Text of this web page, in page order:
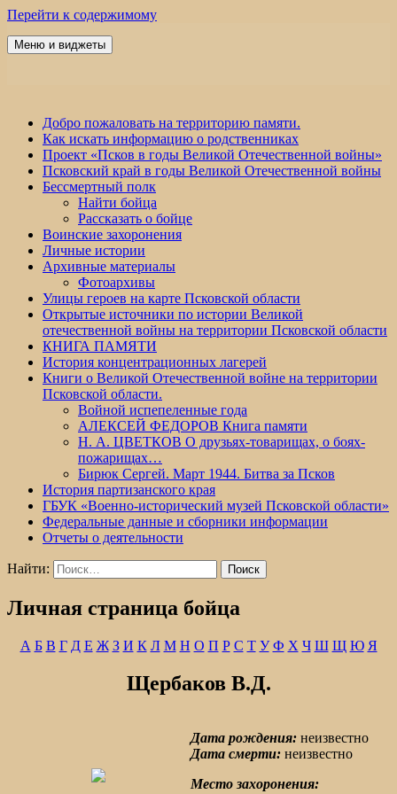
Перейти к содержимому
Победа 60
Меню и виджеты
Добро пожаловать на территорию памяти.
Как искать информацию о родственниках
Проект «Псков в годы Великой Отечественной войны»
Псковский край в годы Великой Отечественной войны
Бессмертный полк
Найти бойца
Рассказать о бойце
Воинские захоронения
Личные истории
Архивные материалы
Фотоархивы
Улицы героев на карте Псковской области
Открытые источники по истории Великой
отечественной войны на территории Псковской области
КНИГА ПАМЯТИ
История концентрационных лагерей
Книги о Великой Отечественной войне на территории
Псковской области.
Войной испепеленные года
АЛЕКСЕЙ ФЕДОРОВ Книга памяти
Н. А. ЦВЕТКОВ О друзьях-товарищах, о боях-
пожарищах…
Бирюк Сергей. Март 1944. Битва за Псков
История партизанского края
ГБУК «Военно-исторический музей Псковской области»
Федеральные данные и сборники информации
Отчеты о деятельности
Найти:
Личная страница бойца
А Б В Г Д Е Ж З И К Л М Н О П Р С Т У Ф Х Ч Ш Щ Ю Я
Щербаков В.Д.
Дата рождения: неизвестно
Дата смерти: неизвестно
Место захоронения: